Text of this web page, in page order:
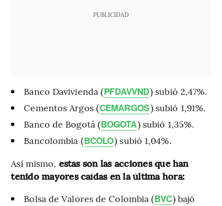
PUBLICIDAD
Banco Davivienda (PFDAVVND) subió 2,47%.
Cementos Argos (CEMARGOS) subió 1,91%.
Banco de Bogotá (BOGOTA) subió 1,35%.
Bancolombia (BCOLO) subió 1,04%.
Así mismo, estas son las acciones que han
tenido mayores caídas en la última hora:
Bolsa de Valores de Colombia (BVC) bajó